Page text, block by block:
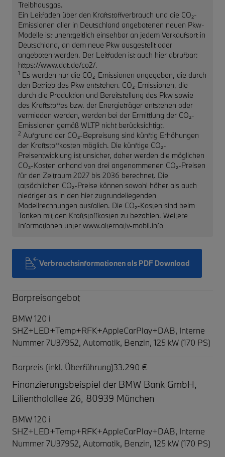
Treibhausgas.
Ein Leitfaden über den Kraftstoffverbrauch und die CO₂-
Emissionen aller in Deutschland angebotenen neuen Pkw-
Modelle ist unentgeltlich einsehbar an jedem Verkaufsort in
Deutschland, an dem neue Pkw ausgestellt oder
angeboten werden. Der Leitfaden ist auch hier abrufbar:
https://www.dat.de/co2/.
1 Es werden nur die CO₂-Emissionen angegeben, die durch
den Betrieb des Pkw entstehen. CO₂-Emissionen, die
durch die Produktion und Bereitstellung des Pkw sowie
des Kraftstoffes bzw. der Energieträger entstehen oder
vermieden werden, werden bei der Ermittlung der CO₂-
Emissionen gemäß WLTP nicht berücksichtigt.
2 Aufgrund der CO₂-Bepreisung sind künftig Erhöhungen
der Kraftstoffkosten möglich. Die künftige CO₂-
Preisentwicklung ist unsicher, daher werden die möglichen
CO₂-Kosten anhand von drei angenommenen CO₂-Preisen
für den Zeitraum 2027 bis 2036 berechnet. Die
tatsächlichen CO₂-Preise können sowohl höher als auch
niedriger als in den hier zugrundeliegenden
Modellrechnungen ausfallen. Die CO₂-Kosten sind beim
Tanken mit den Kraftstoffkosten zu bezahlen. Weitere
Informationen unter www.alternativ-mobil.info
Verbrauchsinformationen als PDF Download
Barpreisangebot
BMW 120 i
SHZ+LED+Temp+RFK+AppleCarPlay+DAB, Interne
Nummer 7U37952, Automatik, Benzin, 125 kW (170 PS)
Barpreis (inkl. Überführung)33.290 €
Finanzierungsbeispiel der BMW Bank GmbH,
Lilienthalallee 26, 80939 München
BMW 120 i
SHZ+LED+Temp+RFK+AppleCarPlay+DAB, Interne
Nummer 7U37952, Automatik, Benzin, 125 kW (170 PS)